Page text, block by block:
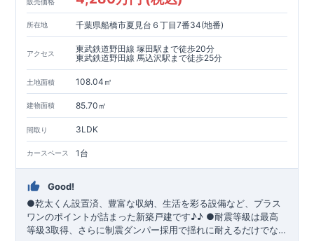
販売価格
所在地 千葉県船橋市夏見台６丁目7番34(地番)
アクセス
東武鉄道野田線 塚田駅まで徒歩20分
東武鉄道野田線 馬込沢駅まで徒歩25分
土地面積 108.04㎡
建物面積 85.70㎡
間取り 3LDK
カースペース 1台
Good!
●乾太くん設置済、豊富な収納、生活を彩る設備など、プラス
ワンのポイントが詰まった新築戸建です♪♪ ●耐震等級は最高
等級3取得、さらに制震ダンパー採用で揺れに耐えるだけでな